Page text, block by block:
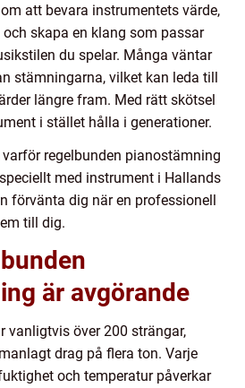
att bevara instrumentets värde,
skapa en klang som passar
du spelar. Många väntar
stämningarna, vilket kan leda till
längre fram. Med rätt skötsel
i stället hålla i generationer.
regelbunden pianostämning
med instrument i Hallands
förvänta dig när en professionell
till dig.
är avgörande
vanligtvis över 200 strängar,
drag på flera ton. Varje
och temperatur påverkar